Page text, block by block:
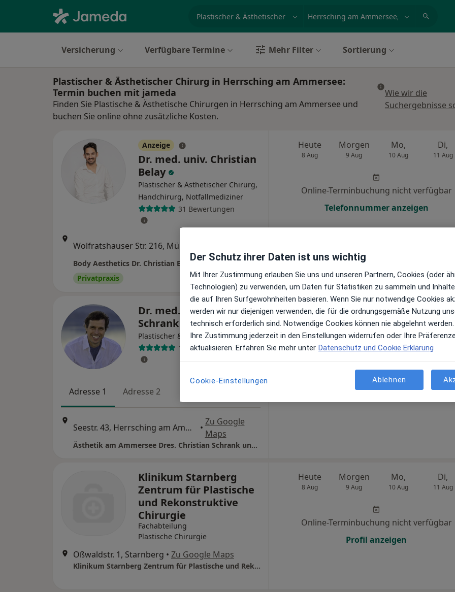
Fachgebiet, Erkrankung, Name
Versicherung Verfügbare Termine Mehr Filter Sortierung
Plastischer & Ästhetischer Chirurg in Herrsching am Ammersee:
Termin buchen mit jameda
Finden Sie Plastische & Ästhetische Chirurgen in Herrsching am Ammersee und
buchen Sie online ohne zusätzliche Kosten.
Wie wir die
Suchergebnisse
Anzeige
Dr. med. univ. Christian
Belay
Plastischer & Ästhetischer Chirurg,
Handchirurg, Notfallmediziner
31 Bewertungen
Maps
Body Aesthetics Dr. Christian Belay Facharzt für Plastische- und Ästhetische Chirurgie
Privatpraxis
Heute
8 Aug
Morgen
9 Aug
Mo,
10 Aug
Di,
11 Aug
Online-Terminbuchung nicht verfügbar
Telefonnummer anzeigen
Dr. med. Christian
Schrank
Plastischer & Ästhetischer Chirurg
121 Bewertungen
Adresse 1 Adresse 2
Seestr. 43, Herrsching am Ammersee •
Zu Google
Maps
Ästhetik am Ammersee Dres. Christian Schrank und Yoram Levy
Heute
8 Aug
Morgen
9 Aug
Mo,
10 Aug
Di,
11 Aug
Telefonnummer anzeigen
Klinikum Starnberg
Zentrum für Plastische
und Rekonstruktive
Chirurgie
Fachabteilung
Plastische Chirurgie
Oßwaldstr. 1, Starnberg • Zu Google Maps
Klinikum Starnberg Zentrum für Plastische und Rekonstruktive Chirurgie
Heute
8 Aug
Morgen
9 Aug
Mo,
10 Aug
Di,
11 Aug
Online-Terminbuchung nicht verfügbar
Profil anzeigen
Der Schutz ihrer Daten ist uns wichtig
Mit Ihrer Zustimmung erlauben Sie uns und unseren Partnern, Cookies (oder
Technologien) zu verwenden, um Daten für Statistiken zu sammeln und
die auf Ihren Surfgewohnheiten basieren. Wenn Sie nur notwendige Cookies
werden wir nur diejenigen verwenden, die für die ordnungsgemäße Nutzung
technisch erforderlich sind. Notwendige Cookies können nie abgelehnt werden.
Ihre Zustimmung jederzeit in den Einstellungen widerrufen oder Ihre
aktualisieren. Erfahren Sie mehr unter Datenschutz und Cookie Erklärung
Cookie-Einstellungen Ablehnen